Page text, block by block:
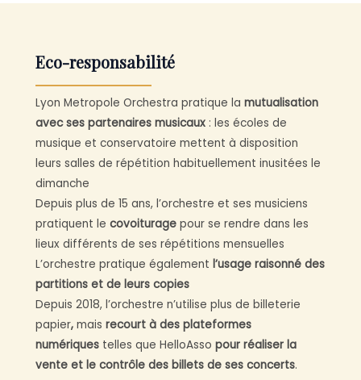
Eco-responsabilité
Lyon Metropole Orchestra pratique la mutualisation
avec ses partenaires musicaux : les écoles de
musique et conservatoire mettent à disposition
leurs salles de répétition habituellement inusitées le
dimanche
Depuis plus de 15 ans, l’orchestre et ses musiciens
pratiquent le covoiturage pour se rendre dans les
lieux différents de ses répétitions mensuelles
L’orchestre pratique également l’usage raisonné des
partitions et de leurs copies
Depuis 2018, l’orchestre n’utilise plus de billeterie
papier, mais recourt à des plateformes
numériques telles que HelloAsso pour réaliser la
vente et le contrôle des billets de ses concerts.